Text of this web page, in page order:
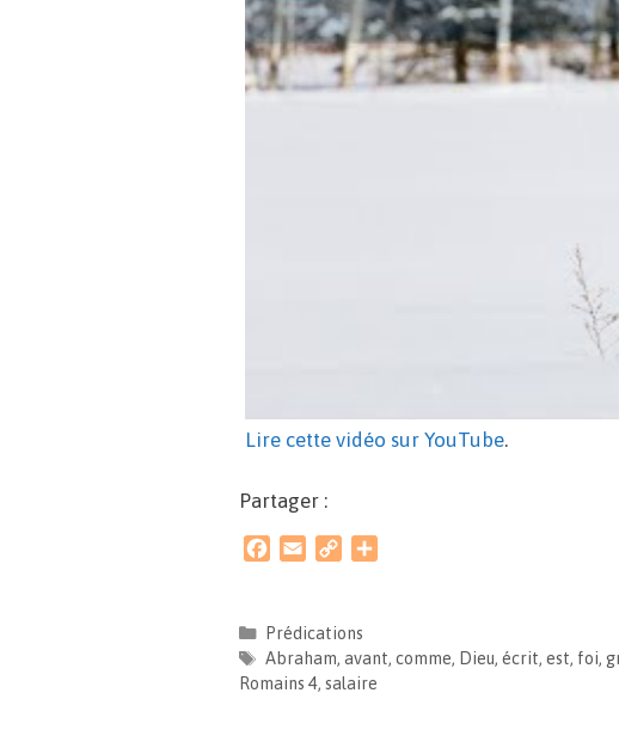
Lire cette vidéo sur YouTube.
Partager :
e
b
o
i
l
y
L
i
a
Prédications
Abraham, avant, comme, Dieu, écrit, est, foi,
Romains 4, salaire